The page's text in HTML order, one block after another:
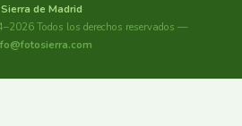
Sierra de Madrid
Todos los derechos reservados —